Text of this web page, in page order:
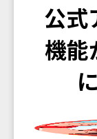
公式
機能